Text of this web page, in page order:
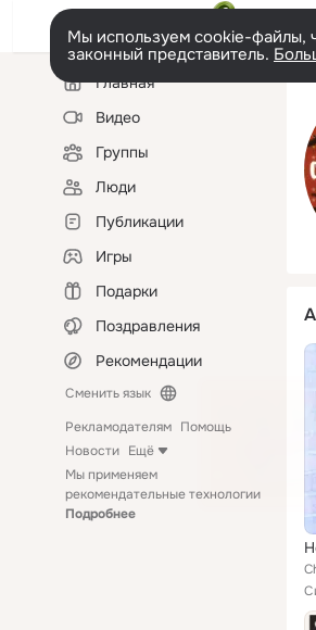
Мы используем cookie-файлы,
законный представитель.
Левая
колонкаГлавная
Видео
Группы
Люди
Публикации
Игры
Подарки
Поздравления
Рекомендации
Сменить язык
Рекламодателям Помощь
Новости Ещё
Мы применяем
рекомендательные технологии
Подробнее